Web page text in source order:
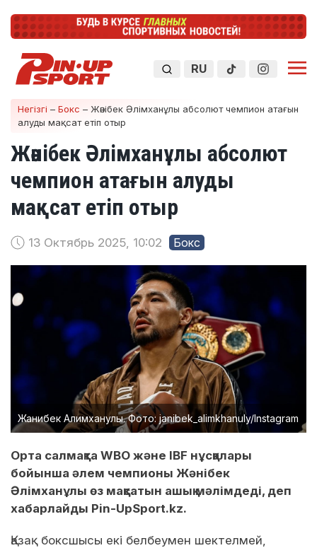
RU
Негізгі – Бокс – Жәнібек Әлімханұлы абсолют чемпион атағын
алуды мақсат етіп отыр
Жәнібек Әлімханұлы абсолют
чемпион атағын алуды
мақсат етіп отыр
13 Октябрь 2025, 10:02 Бокс
Жанибек Алимханулы. Фото: janibek_alimkhanuly/Instagram
Орта салмақта WBO және IBF нұсқалары
бойынша әлем чемпионы Жәнібек
Әлімханұлы өз мақсатын ашық мәлімдеді, деп
хабарлайды Pin-UpSport.kz.
Қазақ боксшысы екі белбеумен шектелмей,